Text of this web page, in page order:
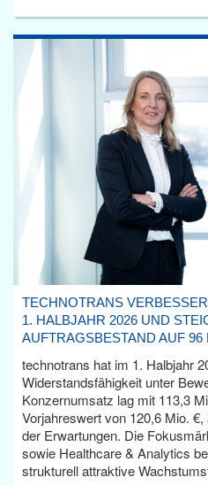
TECHNOTRANS
1. HALBJAHR 2026 UND
AUFTRAGSBESTAND AUF 96
technotrans hat im 1. Halbjahr
Widerstandsfähigkeit unter
Konzernumsatz lag mit 113,3
Vorjahreswert von 120,6 Mio.
der Erwartungen. Die
sowie Healthcare & Analytics
strukturell attraktive